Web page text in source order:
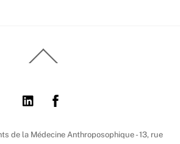
To
de la Médecine Anthroposophique - 13, rue